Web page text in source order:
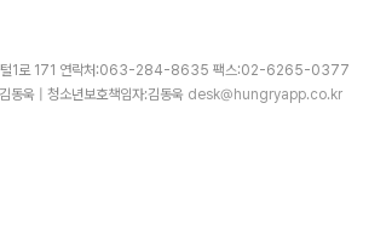
지털1로 171 연락처:063-284-8635 팩스:02-6265-0377
욱 | 청소년보호책임자:김동욱 desk@hungryapp.co.kr